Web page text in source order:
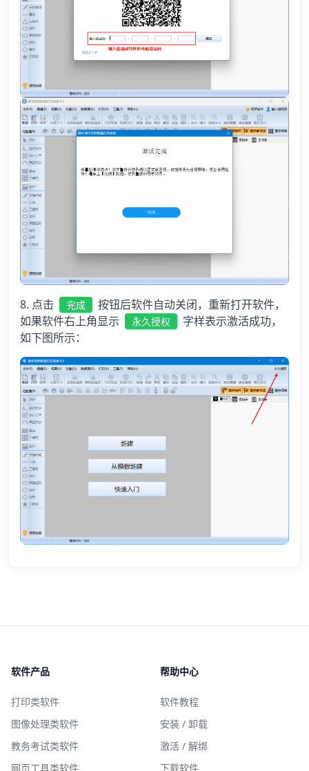
8. 点击 完成
按钮后软件自动关闭，重新打开软件，
如果软件右上角显示
永久授权
字样表示激活成功，
如下图所示：
软件产品
打印类软件
图像处理类软件
教务考试类软件
网页工具类软件
帮助中心
软件教程
安装 / 卸载
激活 / 解绑
下载软件